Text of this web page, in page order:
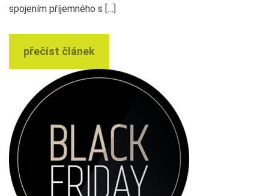
spojením příjemného s […]
přečíst článek